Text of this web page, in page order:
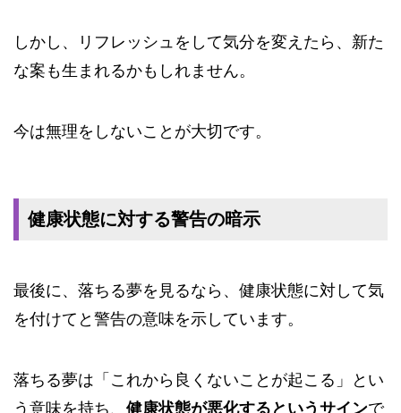
しかし、リフレッシュをして気分を変えたら、新た
な案も生まれるかもしれません。
今は無理をしないことが大切です。
健康状態に対する警告の暗示
最後に、落ちる夢を見るなら、健康状態に対して気
を付けてと警告の意味を示しています。
落ちる夢は「これから良くないことが起こる」とい
う意味を持ち、 健康状態が悪化するというサインで